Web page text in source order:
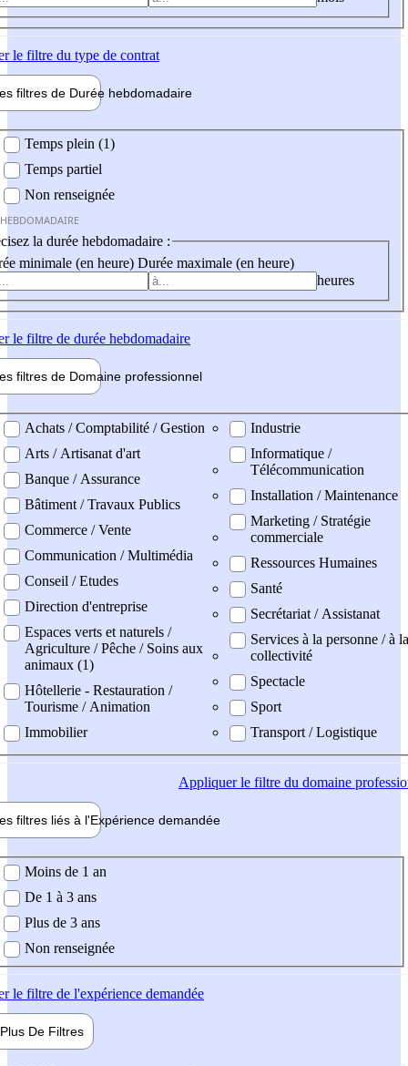
le filtre du type de contrat
filtres de Durée hebdomadaire
Temps plein (1)
Temps partiel
Non renseignée
la durée hebdomadaire :
minimale (en heure) Durée maximale (en heure)
heures
le filtre de durée hebdomadaire
filtres de Domaine professionnel
professionel
Achats / Comptabilité / Gestion
Arts / Artisanat d'art
Banque / Assurance
Bâtiment / Travaux Publics
Commerce / Vente
Communication / Multimédia
Conseil / Etudes
Direction d'entreprise
Espaces verts et naturels /
Agriculture / Pêche / Soins aux
animaux (1)
Hôtellerie - Restauration /
Tourisme / Animation
Immobilier
Industrie
Informatique /
Télécommunication
Installation / Maintenance
Marketing / Stratégie
commerciale
Ressources Humaines
Santé
Secrétariat / Assistanat
Services à la personne / à la
collectivité
Spectacle
Sport
Transport / Logistique
Appliquerle filtre du domaine
filtres liés à l'Expérience demandée
demandée
Moins de 1 an
De 1 à 3 ans
Plus de 3 ans
Non renseignée
le filtre de l'expérience demandée
Plus De Filtres